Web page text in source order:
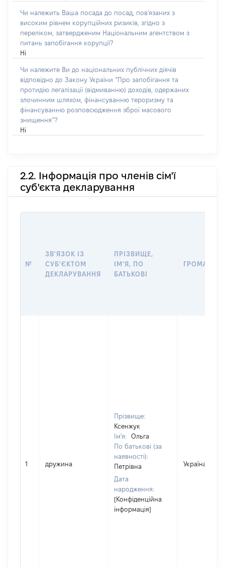
Чи належить Ваша посада до посад, пов'язаних з
високим рівнем корупційних ризиків, згідно з
переліком, затвердженим Національним агентством з
питань запобігання корупції?
Ні
Чи належите Ви до національних публічних діячів
відповідно до Закону України “Про запобігання та
протидію легалізації (відмиванню) доходів, одержаних
злочинним шляхом, фінансуванню тероризму та
фінансуванню розповсюдження зброї масового
знищення”?
Ні
2.2. Інформація про членів сім'ї
суб'єкта декларування
№
ЗВ'ЯЗОК ІЗ
СУБ'ЄКТОМ
ДЕКЛАРУВАННЯ
ПРІЗВИЩЕ,
ІМ'Я, ПО
БАТЬКОВІ
1 дружина
Прізвище:
Ксенжук
Ім'я:
Ольга
По батькові (за
наявності):
Петрівна
Дата
народження:
[Конфіденційна
інформація]
Україна